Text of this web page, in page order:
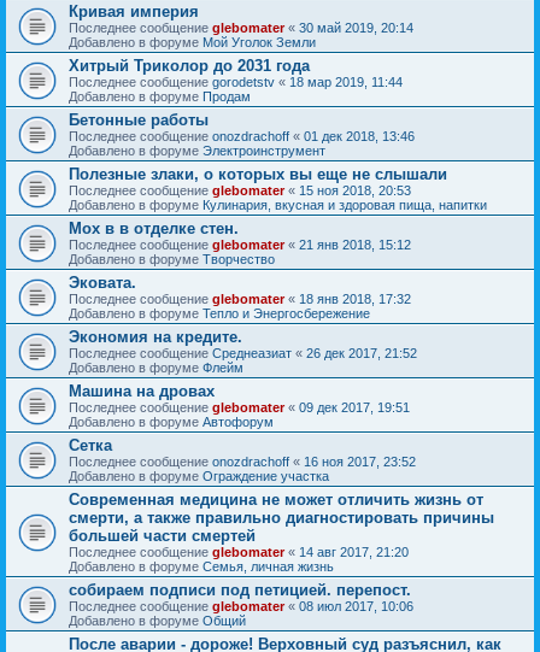
Кривая империя
Последнее сообщение glebomater« 30 май 2019, 20:14
Добавлено в форуме Мой Уголок Земли
Хитрый Триколор до 2031 года
Последнее сообщение gorodetstv « 18 мар 2019, 11:44
Добавлено в форуме Продам
Бетонные работы
Последнее сообщение onozdrachoff « 01 дек 2018, 13:46
Добавлено в форуме Электроинструмент
Полезные злаки, о которых вы еще не слышали
Последнее сообщение glebomater« 15 ноя 2018, 20:53
Добавлено в форуме Кулинария, вкусная и здоровая пища, напитки
Мох в в отделке стен.
Последнее сообщение glebomater« 21 янв 2018, 15:12
Добавлено в форуме Творчество
Эковата.
Последнее сообщение glebomater« 18 янв 2018, 17:32
Добавлено в форуме Тепло и Энергосбережение
Экономия на кредите.
Последнее сообщение Среднеазиат « 26 дек 2017, 21:52
Добавлено в форуме Флейм
Машина на дровах
Последнее сообщение glebomater« 09 дек 2017, 19:51
Добавлено в форуме Автофорум
Сетка
Последнее сообщение onozdrachoff « 16 ноя 2017, 23:52
Добавлено в форуме Ограждение участка
Современная медицина не может отличить жизнь от
смерти, а также правильно диагностировать причины
большей части смертей
Последнее сообщение glebomater« 14 авг 2017, 21:20
Добавлено в форуме Семья, личная жизнь
собираем подписи под петицией. перепост.
Последнее сообщение glebomater« 08 июл 2017, 10:06
Добавлено в форуме Общий
После аварии - дороже! Верховный суд разъяснил, как